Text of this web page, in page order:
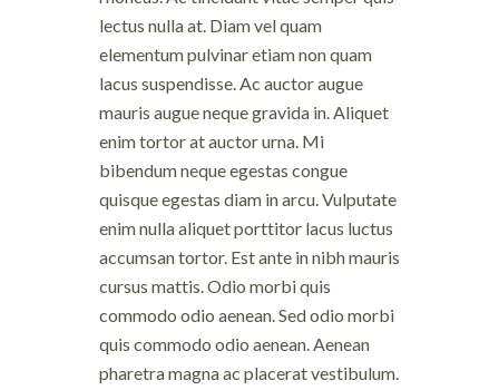
lectus nulla at. Diam vel quam
elementum pulvinar etiam non quam
lacus suspendisse. Ac auctor augue
mauris augue neque gravida in. Aliquet
enim tortor at auctor urna. Mi
bibendum neque egestas congue
quisque egestas diam in arcu. Vulputate
enim nulla aliquet porttitor lacus luctus
accumsan tortor. Est ante in nibh mauris
cursus mattis. Odio morbi quis
commodo odio aenean. Sed odio morbi
quis commodo odio aenean. Aenean
pharetra magna ac placerat vestibulum.